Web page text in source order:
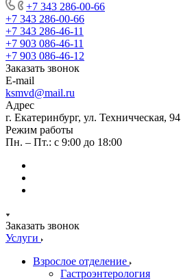
+7 343 286-00-66
+7 343 286-00-66
+7 343 286-46-11
+7 903 086-46-11
+7 903 086-46-12
Заказать звонок
E-mail
ksmvd@mail.ru
Адрес
г. Екатеринбург, ул. Техничческая, 94
Режим работы
Пн. – Пт.: с 9:00 до 18:00
Заказать звонок
Услуги
Взрослое отделение
Гастроэнтерология